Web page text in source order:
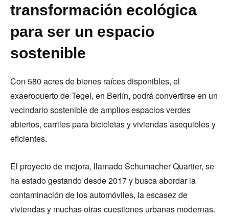
transformación ecológica
para ser un espacio
sostenible
Con 580 acres de bienes raíces disponibles, el
exaeropuerto de Tegel, en Berlín, podrá convertirse en un
vecindario sostenible de amplios espacios verdes
abiertos, carriles para bicicletas y viviendas asequibles y
eficientes.
El proyecto de mejora, llamado Schumacher Quartier, se
ha estado gestando desde 2017 y busca abordar la
contaminación de los automóviles, la escasez de
viviendas y muchas otras cuestiones urbanas modernas.